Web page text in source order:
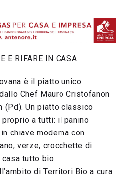
E RIFARE IN CASA
è il piatto unico
Chef Mauro Cristofanon
(Pd). Un piatto classico
a tutti: il panino
chiave moderna con
verze, crocchette di
tutto bio.
di Territori Bio a cura